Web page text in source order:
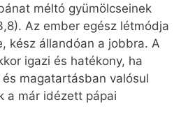
méltó gyümölcseinek
Az ember egész létmódja
kész állandóan a jobbra. A
igazi és hatékony, ha
magatartásban valósul
a már idézett pápai